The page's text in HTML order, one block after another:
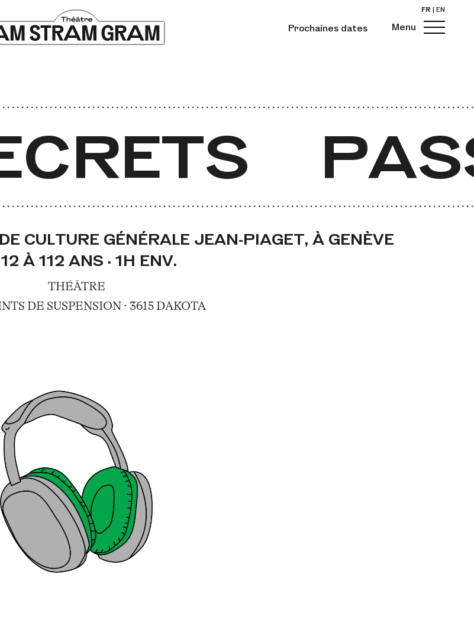
Menu
FR EN
Prochaines dates
CULTURE GÉNÉRALE JEAN-PIAGET, À GENÈVE
À 112 ANS · 1H ENV.
THÉÂTRE
DE SUSPENSION · 3615 DAKOTA